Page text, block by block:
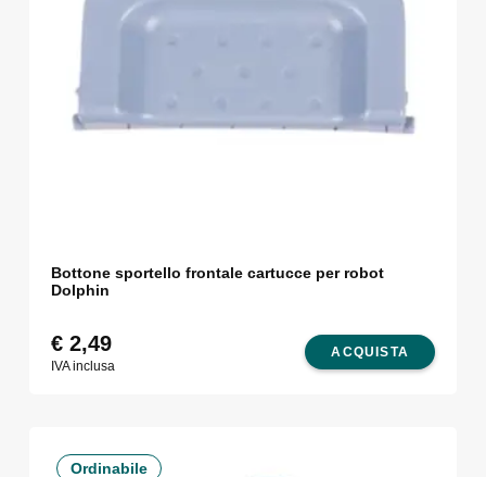
Bottone sportello frontale cartucce per robot
Dolphin
ACQUISTA
€2,49
IVA inclusa
Ordinabile